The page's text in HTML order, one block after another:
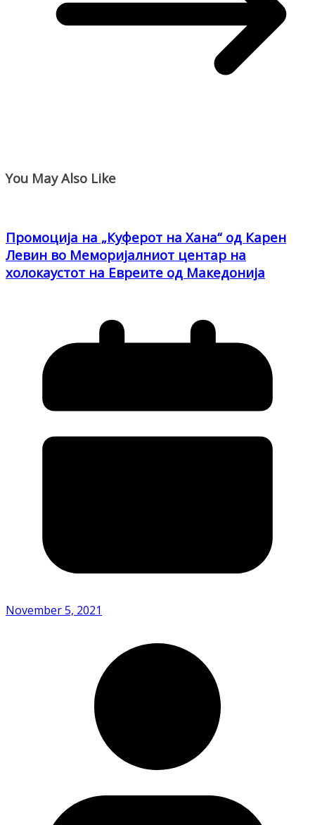
You May Also Like
Промоција на „Куферот на Хана“ од Карен
Левин во Меморијалниот центар на
холокаустот на Евреите од Македонија
November 5, 2021